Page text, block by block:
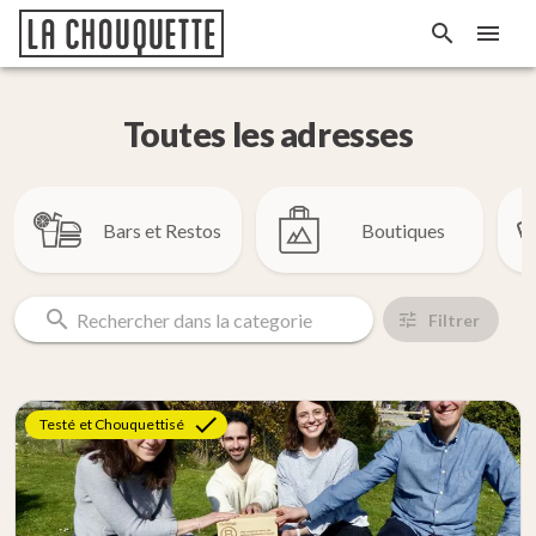
Toutes les adresses
Bars et Restos Boutiques
Rechercher dans la categorie Filtrer
Testé et Chouquettisé